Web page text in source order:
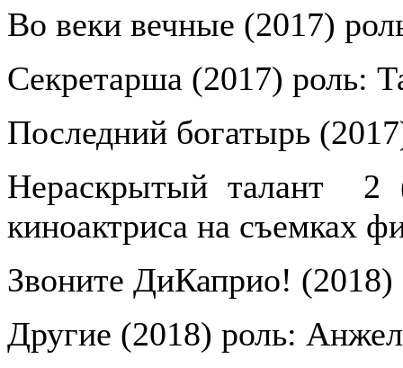
Во веки вечные (2017)
Секретарша (2017) роль:
Последний богатырь
Нераскрытый талант
2
киноактриса на съемках
Звоните ДиКаприо! (2018)
Другие (2018) роль: